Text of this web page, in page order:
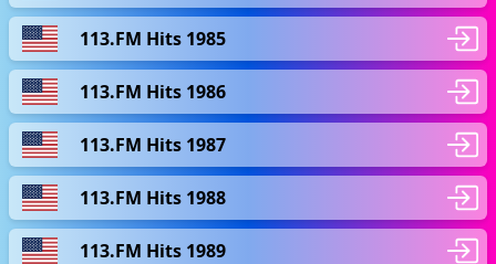
113.FM Hits 1985
113.FM Hits 1986
113.FM Hits 1987
113.FM Hits 1988
113.FM Hits 1989